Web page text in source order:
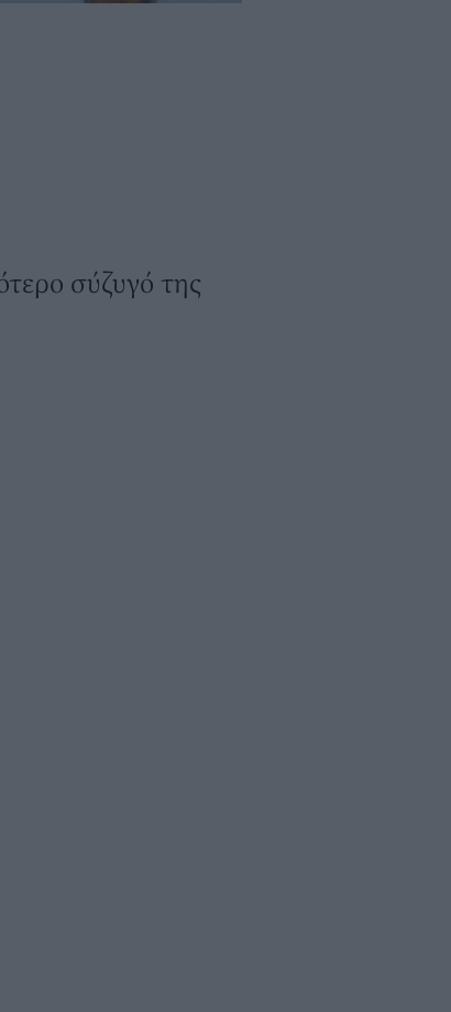
σύζυγό της